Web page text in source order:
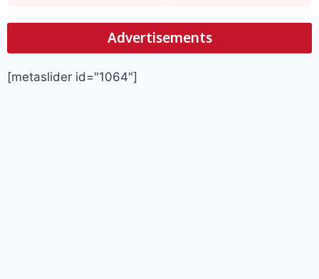
Advertisements
[metaslider id="1064"]